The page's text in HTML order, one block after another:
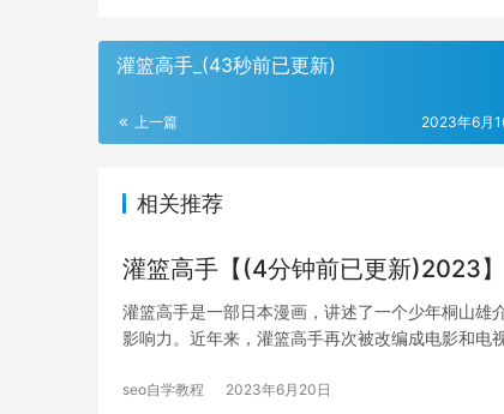
灌篮高手_(43秒前已更新)
上一篇 2023年6月
相关推荐
灌篮高手【(4分钟前已更新)2023】
灌篮高手是一部日本漫画，讲述了一个少年桐山雄
影响力。近年来，灌篮高手再次被改编成电影和电
seo自学教程 2023年6月20日